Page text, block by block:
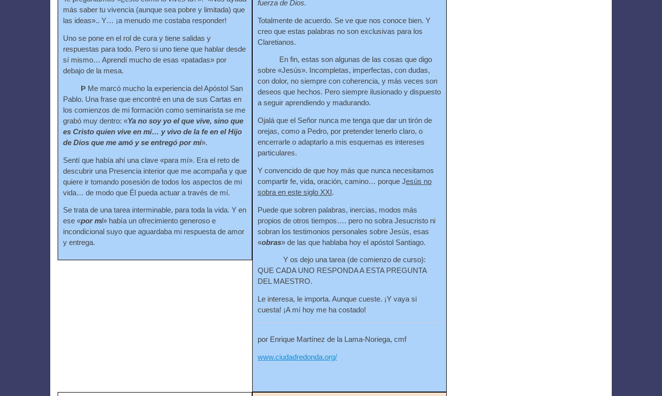
más saber tu vivencia (aunque sea pobre y limitada) que
las ideas».. Y… ¡a menudo me costaba responder!
Uno se pone en el rol de cura y tiene salidas y
respuestas para todo. Pero si uno tiene que hablar desde
sí mismo… Aprendí mucho de esas «patadas» por
debajo de la mesa.
Þ Me marcó mucho la experiencia del Apóstol San
Pablo. Una frase que encontré en una de sus Cartas en
los comienzos de mi formación como seminarista se me
grabó muy dentro: «Ya no soy yo el que vive, sino que
es Cristo quien vive en mí… y vivo de la fe en el Hijo
de Dios que me amó y se entregó por mí».
Sentí que había ahí una clave «para mí». Era el reto de
descubrir una Presencia interior que me acompaña y que
quiere ir tomando posesión de todos los aspectos de mi
vida… de modo que Él pueda actuar a través de mí.
Se trata de una tarea interminable, para toda la vida. Y en
ese «por mí» había un ofrecimiento generoso e
incondicional suyo que aguardaba mi respuesta de amor
y entrega.
fuerza de Dios.
Totalmente de acuerdo. Se ve que nos conoce bien. Y
creo que estas palabras no son exclusivas para los
Claretianos.
En fin, estas son algunas de las cosas que digo
sobre «Jesús». Incompletas, imperfectas, con dudas,
con dolor, no siempre con coherencia, y más veces son
deseos que hechos. Pero siempre ilusionado y dispuesto
a seguir aprendiendo y madurando.
Ojalá que el Señor nunca me tenga que dar un tirón de
orejas, como a Pedro, por pretender tenerlo claro, o
encerrarle o adaptarlo a mis esquemas es intereses
particulares.
Y convencido de que hoy más que nunca necesitamos
compartir fe, vida, oración, camino… porque Jesús no
sobra en este siglo XXI.
Puede que sobren palabras, inercias, modos más
propios de otros tiempos…. pero no sobra Jesucristo ni
sobran los testimonios personales sobre Jesús, esas
«obras» de las que hablaba hoy el apóstol Santiago.
Y os dejo una tarea (de comienzo de curso):
QUE CADA UNO RESPONDA A ESTA PREGUNTA
DEL MAESTRO.
Le interesa, le importa. Aunque cueste. ¡Y vaya si
cuesta! ¡A mí hoy me ha costado!
por Enrique Martínez de la Lama-Noriega, cmf
www.ciudadredonda.org/